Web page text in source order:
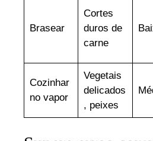
Brasear
Cortes
duros de
carne
Cozinhar
no vapor
Vegetais
delicados
, peixes